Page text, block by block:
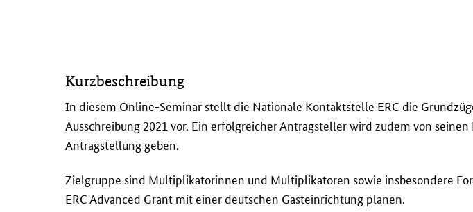
n
d
i
e
e
m
Kurzbeschreibung
In diesem Online-Seminar stellt die Nationale Kontaktstelle ERC die
Ausschreibung 2021 vor. Ein erfolgreicher Antragsteller wird zudem von
Antragstellung geben.
Zielgruppe sind Multiplikatorinnen und Multiplikatoren sowie insbesondere
ERC Advanced Grant mit einer deutschen Gasteinrichtung planen.